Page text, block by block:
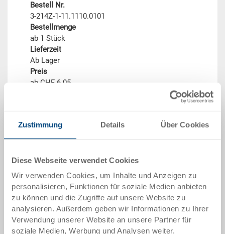
Zustimmung Details Über Cookies
Diese Webseite verwendet Cookies
Wir verwenden Cookies, um Inhalte und Anzeigen zu
personalisieren, Funktionen für soziale Medien anbieten
zu können und die Zugriffe auf unsere Website zu
analysieren. Außerdem geben wir Informationen zu Ihrer
Verwendung unserer Website an unsere Partner für
soziale Medien, Werbung und Analysen weiter.
Bestell Nr.
3-214Z-1-11.1110.0101
Bestellmenge
ab 1 Stück
Lieferzeit
Ab Lager
Preis
ab CHF 6.05